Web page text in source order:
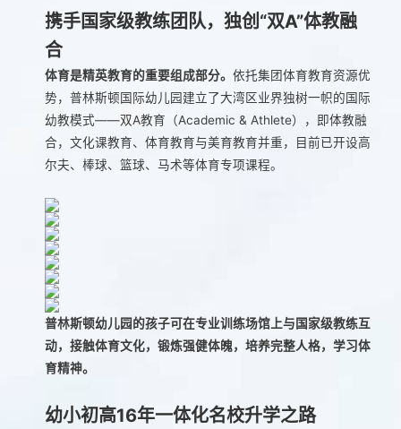
携手国家级教练团队，独创“双A”体教融
合
体育是精英教育的重要组成部分。 依托集团体育教育资源优
势，普林斯顿国际幼儿园建立了大湾区业界独树一帜的国际
幼教模式——双A教育（Academic & Athlete），即体教融
合，文化课教育、体育教育与美育教育并重，目前已开设高
尔夫、棒球、篮球、马术等体育专项课程。
普林斯顿幼儿园的孩子可在专业训练场馆上与国家级教练互
动，接触体育文化，锻炼强健体魄，培养完整人格，学习体
育精神。
幼小初高16年一体化名校升学之路